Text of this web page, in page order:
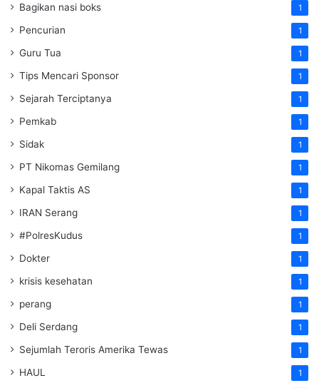
Bagikan nasi boks 1
Pencurian 1
Guru Tua 1
Tips Mencari Sponsor 1
Sejarah Terciptanya 1
Pemkab 1
Sidak 1
PT Nikomas Gemilang 1
Kapal Taktis AS 1
IRAN Serang 1
#PolresKudus 1
Dokter 1
krisis kesehatan 1
perang 1
Deli Serdang 1
Sejumlah Teroris Amerika Tewas 1
HAUL 1